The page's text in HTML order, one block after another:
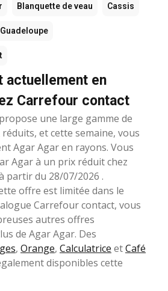
Blanquette de veau Cassis
Guadeloupe
actuellement en
Carrefour contact
une large gamme de
et cette semaine, vous
Agar Agar en rayons. Vous
Agar à un prix réduit chez
partir du 28/07/2026 .
offre est limitée dans le
Carrefour contact, vous
autres offres
de Agar Agar. Des
, Orange, Calculatrice etCafé
disponibles cette